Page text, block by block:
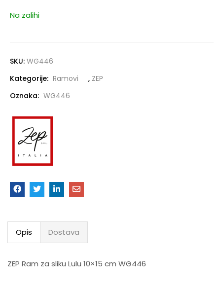
Na zalihi
SKU: WG446
Kategorije: Ramovi , ZEP
Oznaka: WG446
Opis Dostava
ZEP Ram za sliku Lulu 10×15 cm WG446